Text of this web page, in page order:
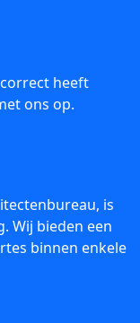
heeft
ons op.
is
Wij bieden een
binnen enkele